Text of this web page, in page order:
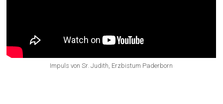
Impuls von Sr. Judith, Erzbistum Paderborn